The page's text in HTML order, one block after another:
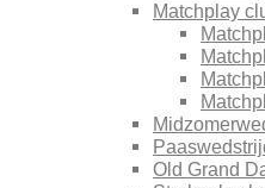
Matchplay
Old Grand